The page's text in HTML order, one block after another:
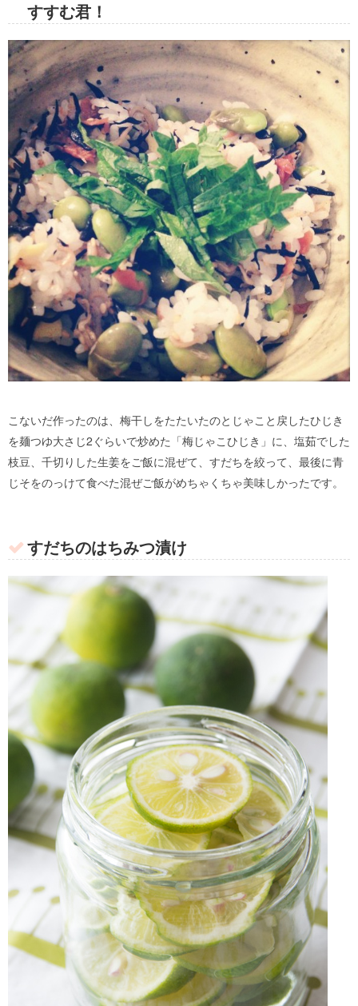
すすむ君！
こないだ作ったのは、梅干しをたたいたのとじゃこと戻したひじき
を麺つゆ大さじ2ぐらいで炒めた「梅じゃこひじき」に、塩茹でした
枝豆、千切りした生姜をご飯に混ぜて、すだちを絞って、最後に青
じそをのっけて食べた混ぜご飯がめちゃくちゃ美味しかったです。
すだちのはちみつ漬け